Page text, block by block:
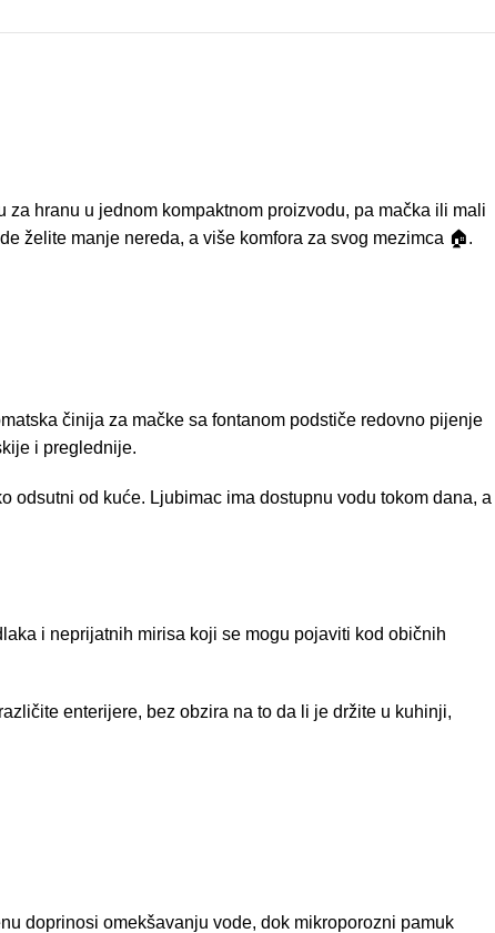
hranu u jednom kompaktnom proizvodu, pa mačka ili mali
želite manje nereda, a više komfora za svog mezimca 🏠.
činija za mačke sa fontanom podstiče redovno pijenje
i preglednije.
odsutni od kuće. Ljubimac ima dostupnu vodu tokom dana, a
i neprijatnih mirisa koji se mogu pojaviti kod običnih
enterijere, bez obzira na to da li je držite u kuhinji,
doprinosi omekšavanju vode, dok mikroporozni pamuk